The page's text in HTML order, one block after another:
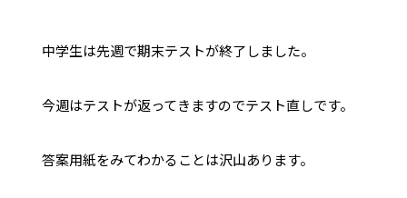
中学生は先週で期末テストが終了しました。
今週はテストが返ってきますのでテスト直しです。
答案用紙をみてわかることは沢山あります。